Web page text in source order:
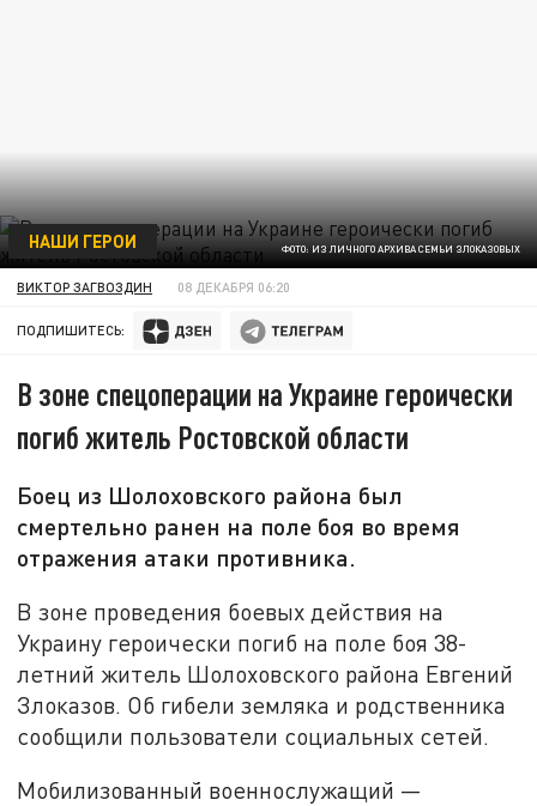
ФОТО: ИЗ ЛИЧНОГО АРХИВА СЕМЬИ ЗЛОКАЗОВЫХ
НАШИ ГЕРОИ
ВИКТОР ЗАГВОЗДИН 08 ДЕКАБРЯ 06:20
ПОДПИШИТЕСЬ:
В зоне спецоперации на Украине героически
погиб житель Ростовской области
Боец из Шолоховского района был
смертельно ранен на поле боя во время
отражения атаки противника.
В зоне проведения боевых действия на
Украину героически погиб на поле боя 38-
летний житель Шолоховского района Евгений
Злоказов. Об гибели земляка и родственника
сообщили пользователи социальных сетей.
Мобилизованный военнослужащий —